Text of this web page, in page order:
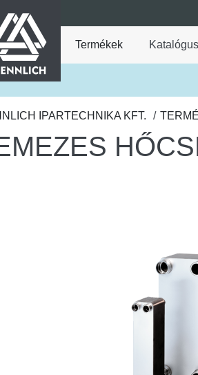
Termékek
A Termékek
IPARTECHNIKA KFT.